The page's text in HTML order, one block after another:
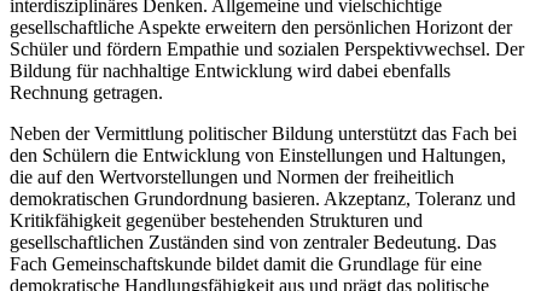
interdisziplinäres Denken. Allgemeine und vielschichtige
gesellschaftliche Aspekte erweitern den persönlichen Horizont der
Schüler und fördern Empathie und sozialen Perspektivwechsel. Der
Bildung für nachhaltige Entwicklung wird dabei ebenfalls
Rechnung getragen.
Neben der Vermittlung politischer Bildung unterstützt das Fach bei
den Schülern die Entwicklung von Einstellungen und Haltungen,
die auf den Wertvorstellungen und Normen der freiheitlich
demokratischen Grundordnung basieren. Akzeptanz, Toleranz und
Kritikfähigkeit gegenüber bestehenden Strukturen und
gesellschaftlichen Zuständen sind von zentraler Bedeutung. Das
Fach Gemeinschaftskunde bildet damit die Grundlage für eine
demokratische Handlungsfähigkeit aus und prägt das politische